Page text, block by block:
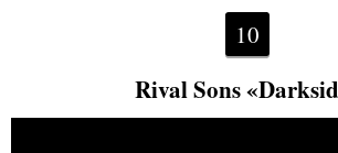
10
Rival Sons